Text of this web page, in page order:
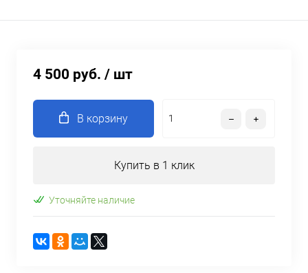
4 500 руб. / шт
В корзину
Купить в 1 клик
Уточняйте наличие